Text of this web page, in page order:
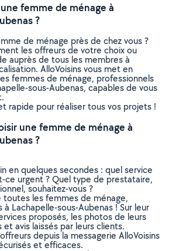
femme de ménage à
?
de ménage près de chez vous ?
les offreurs de votre choix ou
auprès de tous les membres à
AlloVoisins vous met en
femmes de ménage, professionnels
sous-Aubenas, capables de vous
rapide pour réaliser tous vos projets !
une femme de ménage à
?
en quelques secondes : quel service
ce urgent ? Quel type de prestataire,
souhaitez-vous ?
toutes les femmes de ménage,
Lachapelle-sous-Aubenas ! Sur leur
proposés, les photos de leurs
avis laissés par leurs clients.
depuis la messagerie AlloVoisins
et efficaces.